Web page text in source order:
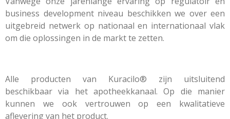
business development niveau beschikken we over een
uitgebreid netwerk op nationaal en internationaal vlak
om die oplossingen in de markt te zetten.
Alle producten van Kuracilo® zijn uitsluitend
beschikbaar via het apotheekkanaal. Op die manier
kunnen we ook vertrouwen op een kwalitatieve
aflevering van het product.